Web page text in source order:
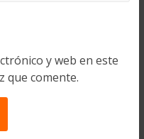
y web en este
que comente.